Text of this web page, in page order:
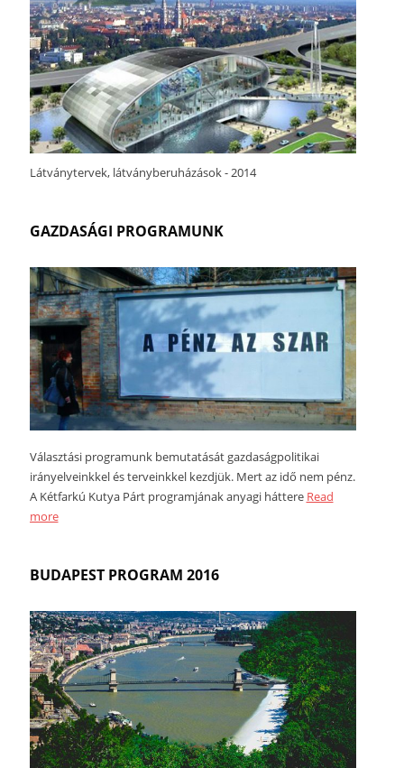
Látványtervek, látványberuházások - 2014
GAZDASÁGI PROGRAMUNK
Választási programunk bemutatását gazdaságpolitikai
irányelveinkkel és terveinkkel kezdjük. Mert az idő nem pénz.
A Kétfarkú Kutya Párt programjának anyagi háttere Read
more
BUDAPEST PROGRAM 2016